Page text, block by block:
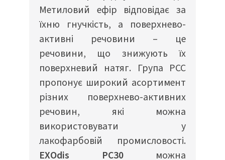
Метиловий ефір відповідає за
їхню гнучкість, а поверхнево-
активні речовини – це
речовини, що знижують їх
поверхневий натяг. Група PCC
пропонує широкий асортимент
різних поверхнево-активних
речовин, які можна
використовувати у
лакофарбовій промисловості.
EXOdis PC30можна